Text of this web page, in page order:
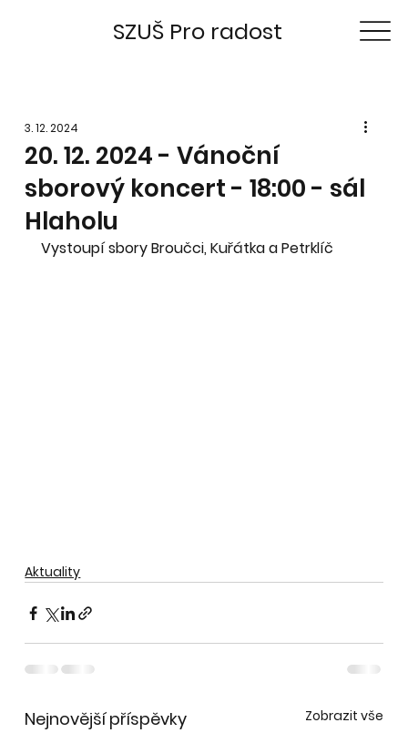
SZUŠ Pro radost
20. 12. 2024 - Vánoční
sborový koncert - 18:00 - sál
Hlaholu
3. 12. 2024
Vystoupí sbory Broučci, Kuřátka a Petrklíč
Aktuality
Nejnovější příspěvky Zobrazit vše